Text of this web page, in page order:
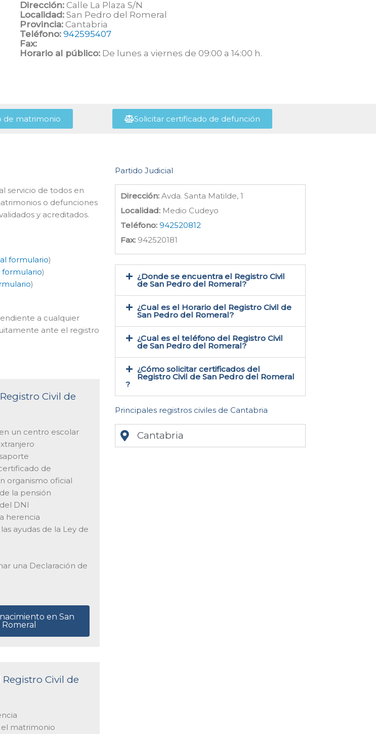
Dirección: Calle La Plaza S/N
Localidad: San Pedro del Romeral
Provincia: Cantabria
Teléfono: 942595407
Fax:
Horario al público: De lunes a viernes de 09:00 a 14:00 h.
de matrimonio Solicitar certificado de defunción
servicio de todos en
o defunciones
y acreditados.
formulario)
formulario)
)
a cualquier
ante el registro
Civil de
un centro escolar
de
organismo oficial
la pensión
DNI
herencia
ayudas de la Ley de
una Declaración de
en San
Civil de
matrimonio
Partido Judicial
Dirección: Avda. Santa Matilde, 1
Localidad: Medio Cudeyo
Teléfono: 942520812
Fax: 942520181
¿Donde se encuentra el Registro Civil
de San Pedro del Romeral​?
¿Cual es el Horario del Registro Civil de
San Pedro del Romeral?
¿Cual es el teléfono del Registro Civil
de San Pedro del Romeral​?
¿Cómo solicitar certificados del
Registro Civil de San Pedro del Romeral​
?
Principales registros civiles de Cantabria
Cantabria